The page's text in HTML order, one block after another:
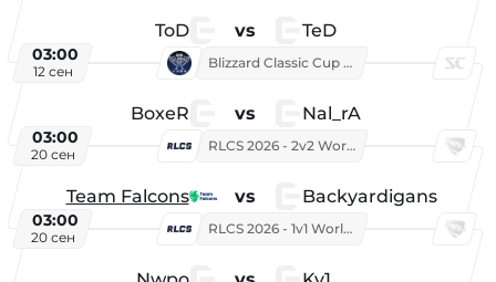
ToD vs TeD
03:00
12 сен
Blizzard Classic Cup 2026
BoxeR vs Nal_rA
03:00
20 сен
RLCS 2026 - 2v2 World Championship
Team Falcons vs Backyardigans
03:00
20 сен
RLCS 2026 - 1v1 World Championship